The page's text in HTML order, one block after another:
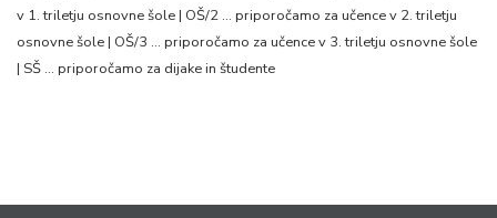
v 1. triletju osnovne šole | OŠ/2 … priporočamo za učence v 2. triletju
osnovne šole | OŠ/3 … priporočamo za učence v 3. triletju osnovne šole
| SŠ … priporočamo za dijake in študente